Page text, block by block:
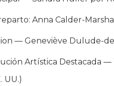
Anna Calder-
— Geneviève Dulude-
Artística Destacada
UU.)